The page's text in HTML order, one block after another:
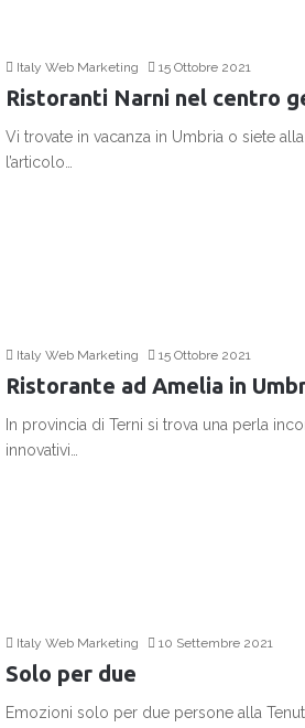
Italy Web Marketing 15 Ottobre 2021
Ristoranti Narni nel centro
Vi trovate in vacanza in Umbria o siete
l’articolo…
Italy Web Marketing 15 Ottobre 2021
Ristorante ad Amelia in
In provincia di Terni si trova una perla
innovativi…
Italy Web Marketing 10 Settembre 2021
Solo per due
Emozioni solo per due persone alla